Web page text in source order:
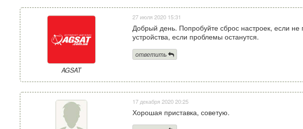
AGSAT
27 июля 2020 15:31
Добрый день. Попробуйте сброс настроек, если
устройства, если проблемы останутся.
ответить
17 декабря 2020 20:25
Хорошая приставка, советую.